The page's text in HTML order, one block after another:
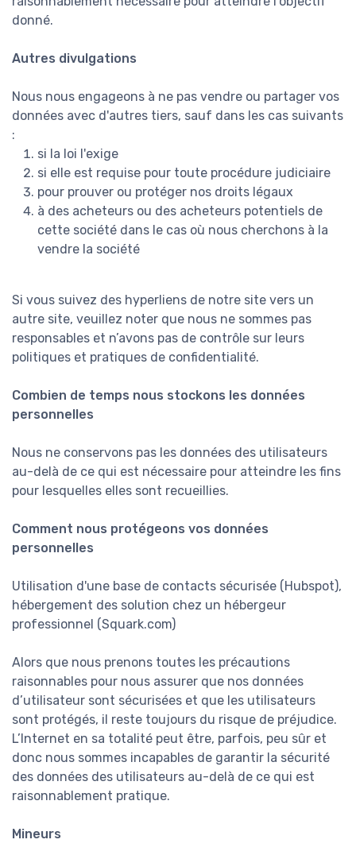
donné.
Autres divulgations
Nous nous engageons à ne pas vendre ou partager vos
données avec d'autres tiers, sauf dans les cas suivants
:
si la loi l'exige
si elle est requise pour toute procédure judiciaire
pour prouver ou protéger nos droits légaux
à des acheteurs ou des acheteurs potentiels de
cette société dans le cas où nous cherchons à la
vendre la société
Si vous suivez des hyperliens de notre site vers un
autre site, veuillez noter que nous ne sommes pas
responsables et n’avons pas de contrôle sur leurs
politiques et pratiques de confidentialité.
Combien de temps nous stockons les données
personnelles
Nous ne conservons pas les données des utilisateurs
au-delà de ce qui est nécessaire pour atteindre les fins
pour lesquelles elles sont recueillies.
Comment nous protégeons vos données
personnelles
Utilisation d'une base de contacts sécurisée (Hubspot),
hébergement des solution chez un hébergeur
professionnel (Squark.com)
Alors que nous prenons toutes les précautions
raisonnables pour nous assurer que nos données
d’utilisateur sont sécurisées et que les utilisateurs
sont protégés, il reste toujours du risque de préjudice.
L’Internet en sa totalité peut être, parfois, peu sûr et
donc nous sommes incapables de garantir la sécurité
des données des utilisateurs au-delà de ce qui est
raisonnablement pratique.
Mineurs